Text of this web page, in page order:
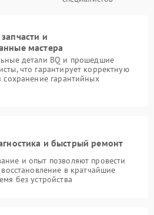
и
мастера
детали BQ и прошедшие
что гарантирует корректную
сохранение гарантийных
и быстрый ремонт
и опыт позволяют провести
в кратчайшие
без устройства